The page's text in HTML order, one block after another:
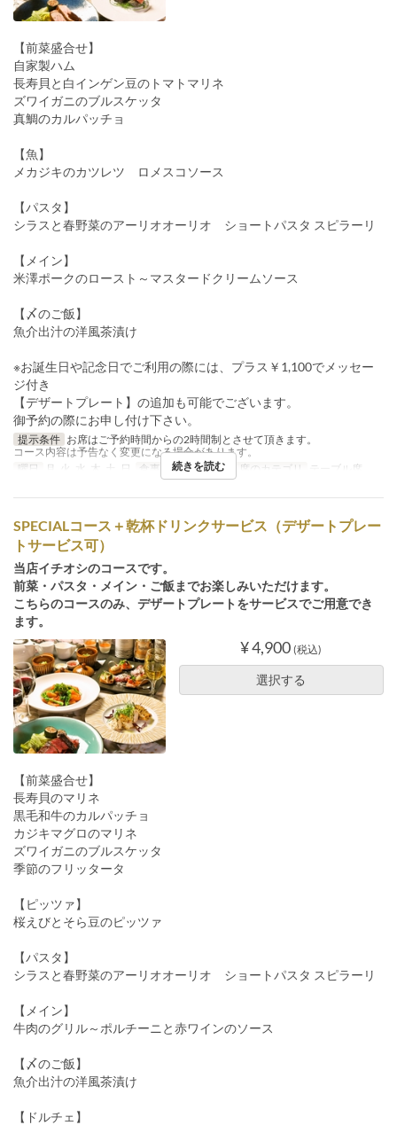
【前菜盛合せ】
自家製ハム
長寿貝と白インゲン豆のトマトマリネ
ズワイガニのブルスケッタ
真鯛のカルパッチョ
【魚】
メカジキのカツレツ ロメスコソース
【パスタ】
シラスと春野菜のアーリオオーリオ ショートパスタ スピラーリ
【メイン】
米澤ポークのロースト～マスタードクリームソース
【〆のご飯】
魚介出汁の洋風茶漬け
※お誕生日や記念日でご利用の際には、プラス￥1,100でメッセー
ジ付き
【デザートプレート】の追加も可能でございます。
御予約の際にお申し付け下さい。
提示条件 お席はご予約時間からの2時間制とさせて頂きます。
コース内容は予告なく変更になる場合があります。
曜日
月, 火, 水, 木, 土, 日 食事時間 ディナー 席のカテゴリ テーブル席
続きを読む
SPECIALコース＋乾杯ドリンクサービス（デザートプレー
トサービス可）
当店イチオシのコースです。
前菜・パスタ・メイン・ご飯までお楽しみいただけます。
こちらのコースのみ、デザートプレートをサービスでご用意でき
ます。
¥ 4,900 (税込)
選択する
【前菜盛合せ】
長寿貝のマリネ
黒毛和牛のカルパッチョ
カジキマグロのマリネ
ズワイガニのブルスケッタ
季節のフリッタータ
【ピッツァ】
桜えびとそら豆のピッツァ
【パスタ】
シラスと春野菜のアーリオオーリオ ショートパスタ スピラーリ
【メイン】
牛肉のグリル～ポルチーニと赤ワインのソース
【〆のご飯】
魚介出汁の洋風茶漬け
【ドルチェ】